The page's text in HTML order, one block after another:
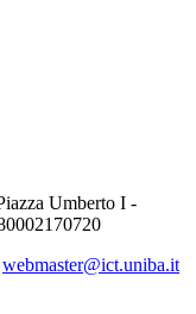
Umberto I -
webmaster@ict.uniba.it